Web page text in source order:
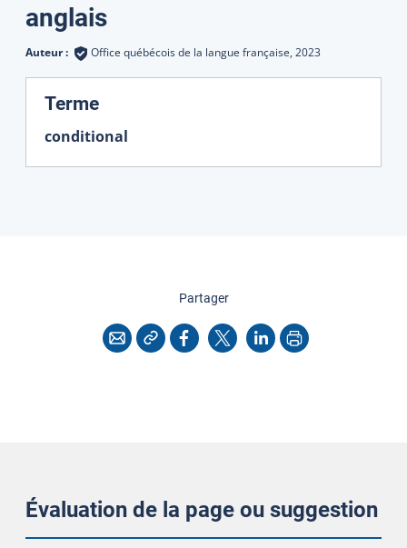
Traductions
anglais
Auteur : Office québécois de la langue française, 2023
Terme:
conditional
Partagercette page
CourrielCopier l'adresse
Facebook
X LinkedInImprimer
Évaluation de la page ou suggestion